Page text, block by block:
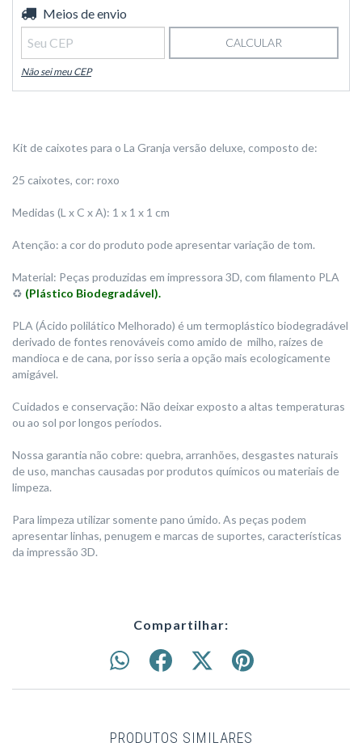
Entregas para o CEP:
Meios de envio
CALCULAR
Não sei meu CEP
Kit de caixotes para o La Granja versão deluxe, composto de:
25 caixotes, cor: roxo
Medidas (L x C x A): 1 x 1 x 1 cm
Atenção: a cor do produto pode apresentar variação de tom.
Material: Peças produzidas em impressora 3D, com filamento PLA
♻️ (Plástico Biodegradável).
PLA (Ácido polilático Melhorado) é um termoplástico biodegradável
derivado de fontes renováveis como amido de milho, raízes de
mandioca e de cana, por isso seria a opção mais ecologicamente
amigável.
Cuidados e conservação: Não deixar exposto a altas temperaturas
ou ao sol por longos períodos.
Nossa garantia não cobre: quebra, arranhões, desgastes naturais
de uso, manchas causadas por produtos químicos ou materiais de
limpeza.
Para limpeza utilizar somente pano úmido. As peças podem
apresentar linhas, penugem e marcas de suportes, características
da impressão 3D.
Compartilhar:
PRODUTOS SIMILARES